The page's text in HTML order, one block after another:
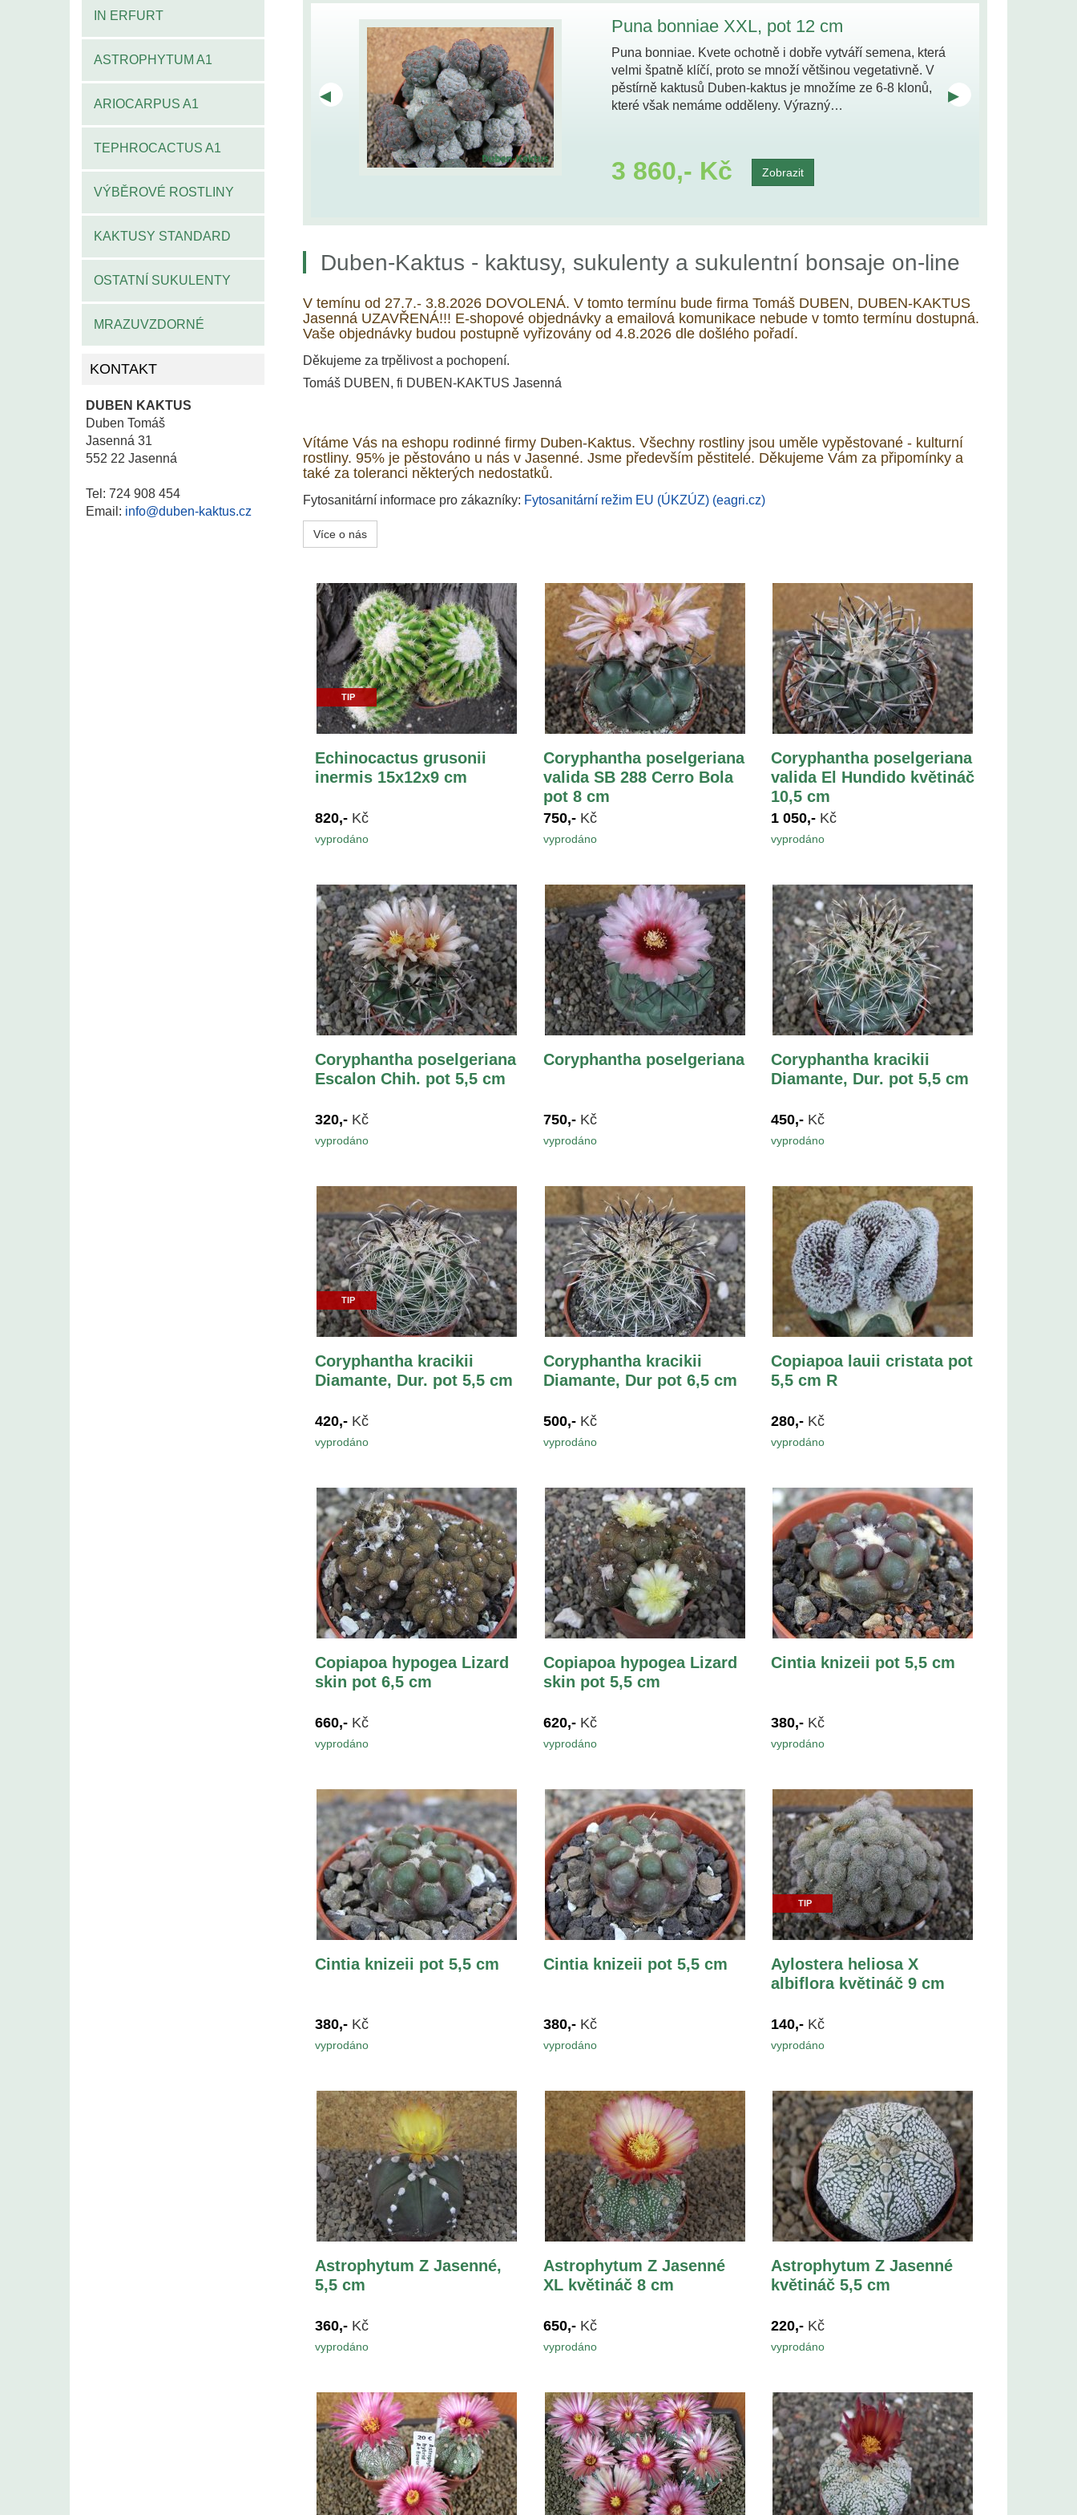
IN ERFURT
ASTROPHYTUM A1
ARIOCARPUS A1
TEPHROCACTUS A1
VÝBĚROVÉ ROSTLINY
KAKTUSY STANDARD
OSTATNÍ SUKULENTY
MRAZUVZDORNÉ
KONTAKT
DUBEN KAKTUS
Duben Tomáš
Jasenná 31
552 22 Jasenná
Tel: 724 908 454
Email: info@duben-kaktus.cz
Puna bonniae XXL, pot 12 cm
Puna bonniae. Kvete ochotně i dobře vytváří semena, která
velmi špatně klíčí, proto se množí většinou vegetativně. V
pěstírně kaktusů Duben-kaktus je množíme ze 6-8 klonů,
které však nemáme odděleny. Výrazný…
3 860,- Kč Zobrazit
◂ ▸
Duben-Kaktus - kaktusy, sukulenty a sukulentní bonsaje on-line
V temínu od 27.7.- 3.8.2026 DOVOLENÁ. V tomto termínu bude firma Tomáš DUBEN, DUBEN-KAKTUS
Jasenná UZAVŘENÁ!!! E-shopové objednávky a emailová komunikace nebude v tomto termínu dostupná.
Vaše objednávky budou postupně vyřizovány od 4.8.2026 dle došlého pořadí.
Děkujeme za trpělivost a pochopení.
Tomáš DUBEN, fi DUBEN-KAKTUS Jasenná
Vítáme Vás na eshopu rodinné firmy Duben-Kaktus. Všechny rostliny jsou uměle vypěstované - kulturní
rostliny. 95% je pěstováno u nás v Jasenné. Jsme především pěstitelé. Děkujeme Vám za připomínky a
také za toleranci některých nedostatků.
Fytosanitární informace pro zákazníky: Fytosanitární režim EU (ÚKZÚZ) (eagri.cz)
Více o nás
TIP
Echinocactus grusonii
inermis 15x12x9 cm
820,- Kč
vyprodáno
Coryphantha poselgeriana
valida SB 288 Cerro Bola
pot 8 cm
750,- Kč
vyprodáno
Coryphantha poselgeriana
valida El Hundido květináč
10,5 cm
1 050,- Kč
vyprodáno
Coryphantha poselgeriana
Escalon Chih. pot 5,5 cm
320,- Kč
vyprodáno
Coryphantha poselgeriana
750,- Kč
vyprodáno
Coryphantha kracikii
Diamante, Dur. pot 5,5 cm
450,- Kč
vyprodáno
TIP
Coryphantha kracikii
Diamante, Dur. pot 5,5 cm
420,- Kč
vyprodáno
Coryphantha kracikii
Diamante, Dur pot 6,5 cm
500,- Kč
vyprodáno
Copiapoa lauii cristata pot
5,5 cm R
280,- Kč
vyprodáno
Copiapoa hypogea Lizard
skin pot 6,5 cm
660,- Kč
vyprodáno
Copiapoa hypogea Lizard
skin pot 5,5 cm
620,- Kč
vyprodáno
Cintia knizeii pot 5,5 cm
380,- Kč
vyprodáno
Cintia knizeii pot 5,5 cm
380,- Kč
vyprodáno
Cintia knizeii pot 5,5 cm
380,- Kč
vyprodáno
TIP
Aylostera heliosa X
albiflora květináč 9 cm
140,- Kč
vyprodáno
Astrophytum Z Jasenné,
5,5 cm
360,- Kč
vyprodáno
Astrophytum Z Jasenné
XL květináč 8 cm
650,- Kč
vyprodáno
Astrophytum Z Jasenné
květináč 5,5 cm
220,- Kč
vyprodáno